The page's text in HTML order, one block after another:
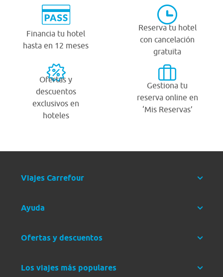
Financia tu hotel
hasta en 12 meses
Reserva tu hotel
con cancelación
gratuita
Ofertas y
descuentos
exclusivos en
hoteles
Gestiona tu
reserva online en
‘Mis Reservas’
Viajes Carrefour
Ayuda
Ofertas y descuentos
Los viajes más populares